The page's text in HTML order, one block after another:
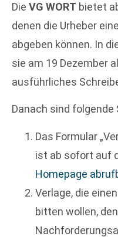
Die VG WORT bietet
denen die Urheber
abgeben können. In
sie am 19 Dezember
ausführliches
Danach sind
Das Formular
ist ab sofort auf
Homepage
Verlage, die
bitten wollen,